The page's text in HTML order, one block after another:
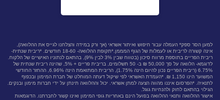
למען הסר ספק* העמלה עבור חיפוש ואיתור אשראי (אך ורק במידה והצלחנו לגייס את ההלוואה),
אינה קשורה לריבית או לעמלות של הגוף המממן.*תקופת ההלוואה- 18-60 חודשים. *ריבית שנתית-
ריבית הפריים בתוספת מרווח סיכון (בטווח שבין 3% לבין 9%), בהתאם לנתוניו האישיים של הלקוח.
לדוגמא- הלוואה על סך 50,000 ₪ ב- 50 תשלומים, בריבית פריים + 5%, שהינה ריבית שנתית של
6.75% (ריבית הפריים נכון להיום הינה 1.75%), הריבית המתואמת הינה 6.96%, ההחזר החודשי
המשוער הינו 1,150 ₪. *העמדת האשראי לפי שיקול דעתה המוחלט של חברת המימון ובכפוף
לתנאיה. *הפרסום איננו מהווה הצעה למתן אשראי. יכול וההלוואה תינתן על ידי חברות מימון ובנקים.
הגילוי בהתאם לחוק ולהנחיות גוגל.
אישור ההלוואה ותנאי ההלוואה בפועל הינם באחריות גופי המימון ואינו קשור לחברתנו. הדוגמאות